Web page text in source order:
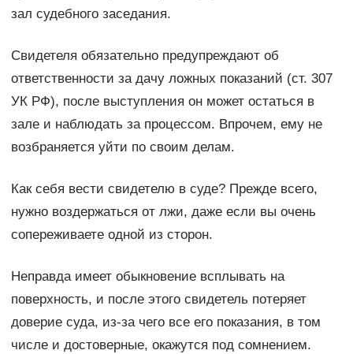
зал судебного заседания.
Свидетеля обязательно предупреждают об
ответственности за дачу ложных показаний (ст. 307
УК РФ), после выступления он может остаться в
зале и наблюдать за процессом. Впрочем, ему не
возбраняется уйти по своим делам.
Как себя вести свидетелю в суде? Прежде всего,
нужно воздержаться от лжи, даже если вы очень
сопереживаете одной из сторон.
Неправда имеет обыкновение всплывать на
поверхность, и после этого свидетель потеряет
доверие суда, из-за чего все его показания, в том
числе и достоверные, окажутся под сомнением.